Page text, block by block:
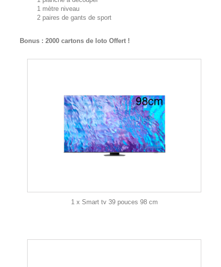
1 mètre niveau
2 paires de gants de sport
Bonus : 2000 cartons de loto Offert !
1 x Smart tv 39 pouces 98 cm